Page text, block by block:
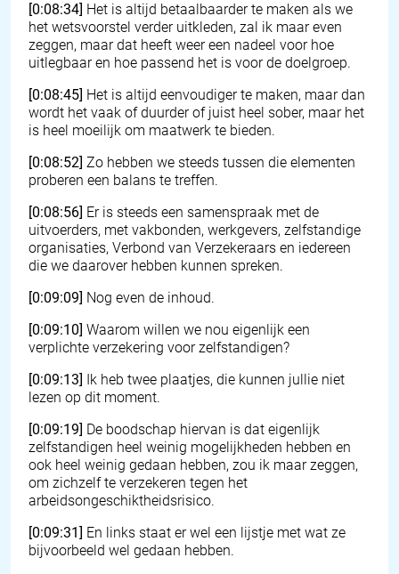
[0:08:34] Het is altijd betaalbaarder te maken als we
het wetsvoorstel verder uitkleden, zal ik maar even
zeggen, maar dat heeft weer een nadeel voor hoe
uitlegbaar en hoe passend het is voor de doelgroep.
[0:08:45] Het is altijd eenvoudiger te maken, maar dan
wordt het vaak of duurder of juist heel sober, maar het
is heel moeilijk om maatwerk te bieden.
[0:08:52] Zo hebben we steeds tussen die elementen
proberen een balans te treffen.
[0:08:56] Er is steeds een samenspraak met de
uitvoerders, met vakbonden, werkgevers, zelfstandige
organisaties, Verbond van Verzekeraars en iedereen
die we daarover hebben kunnen spreken.
[0:09:09] Nog even de inhoud.
[0:09:10] Waarom willen we nou eigenlijk een
verplichte verzekering voor zelfstandigen?
[0:09:13] Ik heb twee plaatjes, die kunnen jullie niet
lezen op dit moment.
[0:09:19] De boodschap hiervan is dat eigenlijk
zelfstandigen heel weinig mogelijkheden hebben en
ook heel weinig gedaan hebben, zou ik maar zeggen,
om zichzelf te verzekeren tegen het
arbeidsongeschiktheidsrisico.
[0:09:31] En links staat er wel een lijstje met wat ze
bijvoorbeeld wel gedaan hebben.